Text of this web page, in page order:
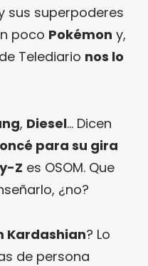
sus superpoderes
poco Pokémon y,
Telediario nos lo
, Diesel… Dicen
para su gira
Z es OSOM. Que
¿no?
Kardashian? Lo
de persona